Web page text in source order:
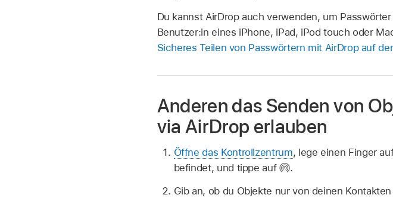
Du kannst AirDrop auch verwenden, um
Benutzer:in eines iPhone, iPad, iPod touch oder
Sicheres Teilen von Passwörtern mit AirDrop auf
Anderen das Senden von
via AirDrop erlauben
Öffne das Kontrollzentrum, lege einen Finger
befindet, und tippe auf
.
Gib an, ob du Objekte nur von deinen